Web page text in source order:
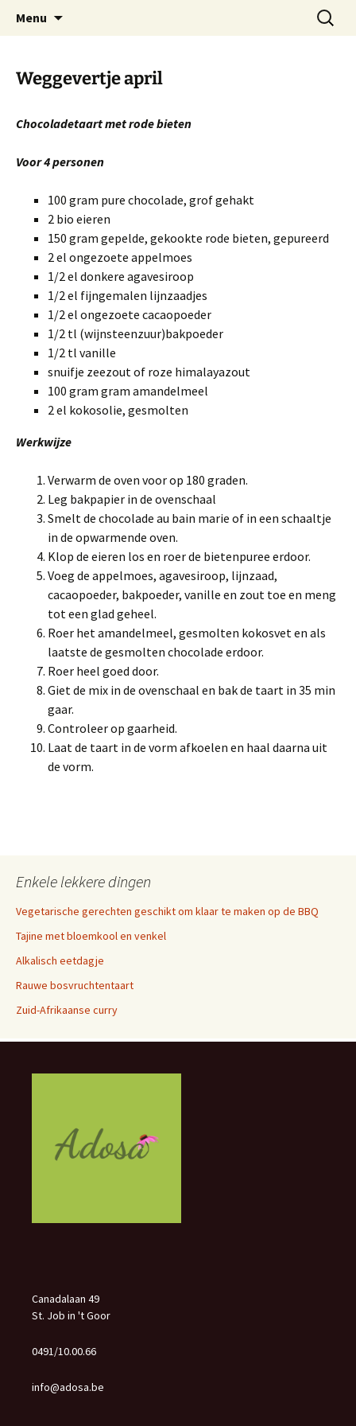
Adosa
Praktijk voor natuurgeneeskunde
Menu
Zoeken
naar:
Weggevertje april
Chocoladetaart met rode bieten
Voor 4 personen
100 gram pure chocolade, grof gehakt
2 bio eieren
150 gram gepelde, gekookte rode bieten, gepureerd
2 el ongezoete appelmoes
1/2 el donkere agavesiroop
1/2 el fijngemalen lijnzaadjes
1/2 el ongezoete cacaopoeder
1/2 tl (wijnsteenzuur)bakpoeder
1/2 tl vanille
snuifje zeezout of roze himalayazout
100 gram gram amandelmeel
2 el kokosolie, gesmolten
Werkwijze
Verwarm de oven voor op 180 graden.
Leg bakpapier in de ovenschaal
Smelt de chocolade au bain marie of in een schaaltje
in de opwarmende oven.
Klop de eieren los en roer de bietenpuree erdoor.
Voeg de appelmoes, agavesiroop, lijnzaad,
cacaopoeder, bakpoeder, vanille en zout toe en meng
tot een glad geheel.
Roer het amandelmeel, gesmolten kokosvet en als
laatste de gesmolten chocolade erdoor.
Roer heel goed door.
Giet de mix in de ovenschaal en bak de taart in 35 min
gaar.
Controleer op gaarheid.
Laat de taart in de vorm afkoelen en haal daarna uit
de vorm.
Enkele lekkere dingen
Vegetarische gerechten geschikt om klaar te maken op de BBQ
Tajine met bloemkool en venkel
Alkalisch eetdagje
Rauwe bosvruchtentaart
Zuid-Afrikaanse curry
Canadalaan 49
St. Job in 't Goor
0491/10.00.66
info@adosa.be